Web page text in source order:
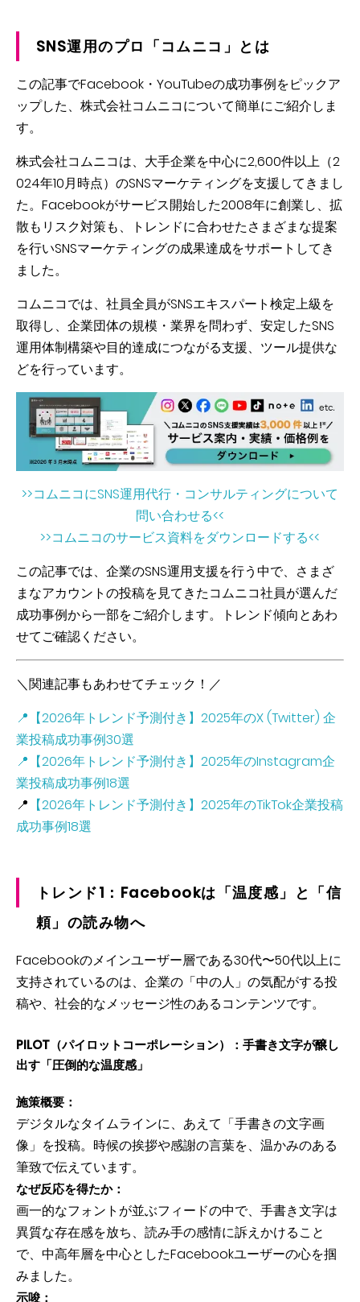
SNS運用のプロ「コムニコ」とは
この記事でFacebook・YouTubeの成功事例をピックア
ップした、株式会社コムニコについて簡単にご紹介しま
す。
株式会社コムニコは、大手企業を中心に2,600件以上（2
024年10月時点）のSNSマーケティングを支援してきまし
た。Facebookがサービス開始した2008年に創業し、拡
散もリスク対策も、トレンドに合わせたさまざまな提案
を行いSNSマーケティングの成果達成をサポートしてき
ました。
コムニコでは、社員全員がSNSエキスパート検定上級を
取得し、企業団体の規模・業界を問わず、安定したSNS
運用体制構築や目的達成につながる支援、ツール提供な
どを行っています。
>>コムニコにSNS運用代行・コンサルティングについて
問い合わせる<<
>>コムニコのサービス資料をダウンロードする<<
この記事では、企業のSNS運用支援を行う中で、さまざ
まなアカウントの投稿を見てきたコムニコ社員が選んだ
成功事例から一部をご紹介します。
トレンド傾向とあわ
せてご確認ください。
＼関連記事もあわせてチェック！／
📍【2026年トレンド予測付き】2025年のX (Twitter) 企
業投稿成功事例30選
📍【2026年トレンド予測付き】2025年のInstagram企
業投稿成功事例18選
📍 【2026年トレンド予測付き】2025年のTikTok企業投稿
成功事例18選
トレンド1：Facebookは「温度感」と「信
頼」の読み物へ
Facebookのメインユーザー層である30代〜50代以上に
支持されているのは、企業の「中の人」の気配がする投
稿や、社会的なメッセージ性のあるコンテンツです。
PILOT（パイロットコーポレーション）：手書き文字が醸し
出す「圧倒的な温度感」
施策概要：
デジタルなタイムラインに、あえて「手書きの文字画
像」を投稿。時候の挨拶や感謝の言葉を、温かみのある
筆致で伝えています。
なぜ反応を得たか：
画一的なフォントが並ぶフィードの中で、手書き文字は
異質な存在感を放ち、読み手の感情に訴えかけること
で、中高年層を中心としたFacebookユーザーの心を掴
みました。
示唆：